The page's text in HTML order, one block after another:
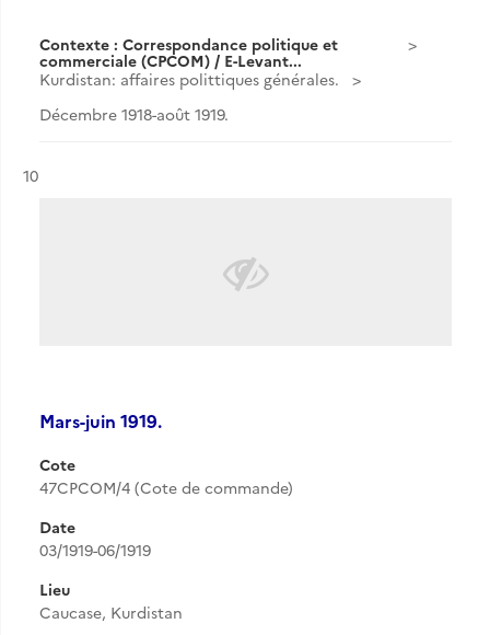
Contexte : Correspondance politique et
commerciale (CPCOM) / E-Levant...
Kurdistan: affaires polittiques générales.
Décembre 1918-août 1919.
Résultat n°
10
Mars-juin 1919.
Cote
47CPCOM/4 (Cote de commande)
Date
03/1919-06/1919
Lieu
Caucase, Kurdistan